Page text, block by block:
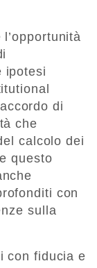
ipotesi
di
che
calcolo dei
questo
con
sulla
con fiducia e